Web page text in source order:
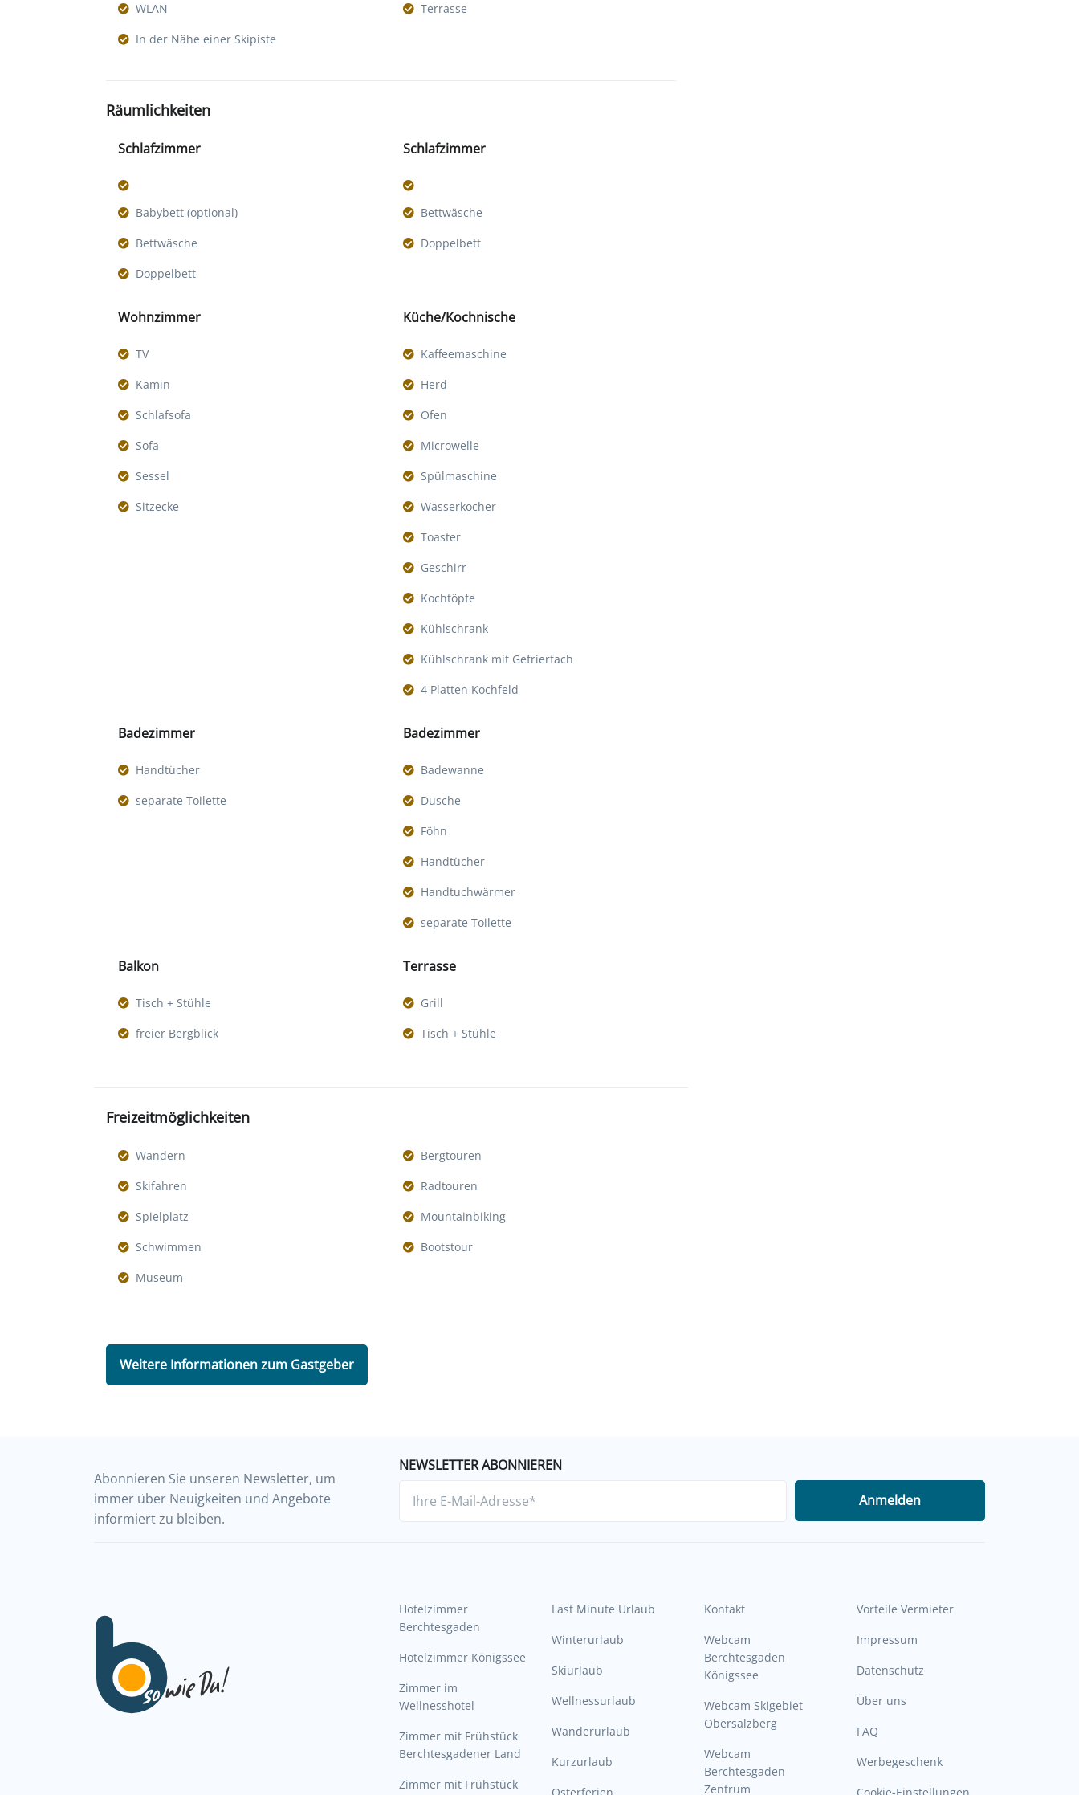
WLAN
Terrasse
In der Nähe einer Skipiste
Räumlichkeiten
Schlafzimmer
Babybett (optional)
Bettwäsche
Doppelbett
Schlafzimmer
Bettwäsche
Doppelbett
Wohnzimmer
TV
Kamin
Schlafsofa
Sofa
Sessel
Sitzecke
Küche/Kochnische
Kaffeemaschine
Herd
Ofen
Microwelle
Spülmaschine
Wasserkocher
Toaster
Geschirr
Kochtöpfe
Kühlschrank
Kühlschrank mit Gefrierfach
4 Platten Kochfeld
Badezimmer
Handtücher
separate Toilette
Badezimmer
Badewanne
Dusche
Föhn
Handtücher
Handtuchwärmer
separate Toilette
Balkon
Tisch + Stühle
freier Bergblick
Terrasse
Grill
Tisch + Stühle
Freizeitmöglichkeiten
Wandern
Bergtouren
Skifahren
Radtouren
Spielplatz
Mountainbiking
Schwimmen
Bootstour
Museum
Weitere Informationen zum Gastgeber
Abonnieren Sie unseren Newsletter, um
immer über Neuigkeiten und Angebote
informiert zu bleiben.
NEWSLETTER ABONNIEREN
Anmelden
Hotelzimmer
Berchtesgaden
Hotelzimmer Königssee
Zimmer im
Wellnesshotel
Zimmer mit Frühstück
Berchtesgadener Land
Zimmer mit Frühstück
Last Minute Urlaub
Winterurlaub
Skiurlaub
Wellnessurlaub
Wanderurlaub
Kurzurlaub
Kontakt
Webcam
Berchtesgaden
Königssee
Webcam Skigebiet
Obersalzberg
Webcam
Berchtesgaden
Zentrum
Vorteile Vermieter
Impressum
Datenschutz
Über uns
FAQ
Werbegeschenk